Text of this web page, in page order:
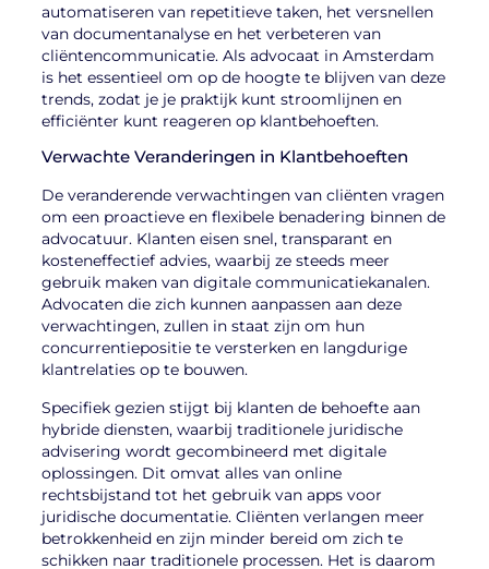
automatiseren van repetitieve taken, het versnellen
van documentanalyse en het verbeteren van
cliëntencommunicatie. Als advocaat in Amsterdam
is het essentieel om op de hoogte te blijven van deze
trends, zodat je je praktijk kunt stroomlijnen en
efficiënter kunt reageren op klantbehoeften.
Verwachte Veranderingen in Klantbehoeften
De veranderende verwachtingen van cliënten vragen
om een proactieve en flexibele benadering binnen de
advocatuur. Klanten eisen snel, transparant en
kosteneffectief advies, waarbij ze steeds meer
gebruik maken van digitale communicatiekanalen.
Advocaten die zich kunnen aanpassen aan deze
verwachtingen, zullen in staat zijn om hun
concurrentiepositie te versterken en langdurige
klantrelaties op te bouwen.
Specifiek gezien stijgt bij klanten de behoefte aan
hybride diensten, waarbij traditionele juridische
advisering wordt gecombineerd met digitale
oplossingen. Dit omvat alles van online
rechtsbijstand tot het gebruik van apps voor
juridische documentatie. Cliënten verlangen meer
betrokkenheid en zijn minder bereid om zich te
schikken naar traditionele processen. Het is daarom